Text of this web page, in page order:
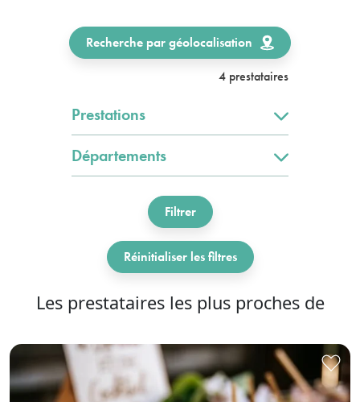
Recherche par géolocalisation
4 prestataires
Prestations
Départements
Filtrer
Réinitialiser les filtres
Les prestataires les plus proches de